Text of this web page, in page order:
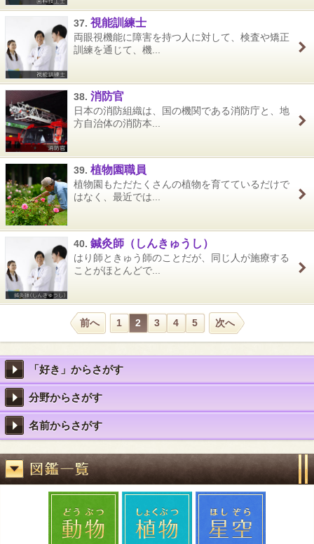
37. 視能訓練士
両眼視機能に障害を持つ人に対して、検査や矯正
訓練を通じて、機...
38. 消防官
日本の消防組織は、国の機関である消防庁と、地
方自治体の消防本...
39. 植物園職員
植物園もただたくさんの植物を育てているだけで
はなく、最近では...
40. 鍼灸師（しんきゅうし）
はり師ときゅう師のことだが、同じ人が施療する
ことがほとんどで...
前へ 1 2 3 4 5 次へ
「好き」からさがす
分野からさがす
名前からさがす